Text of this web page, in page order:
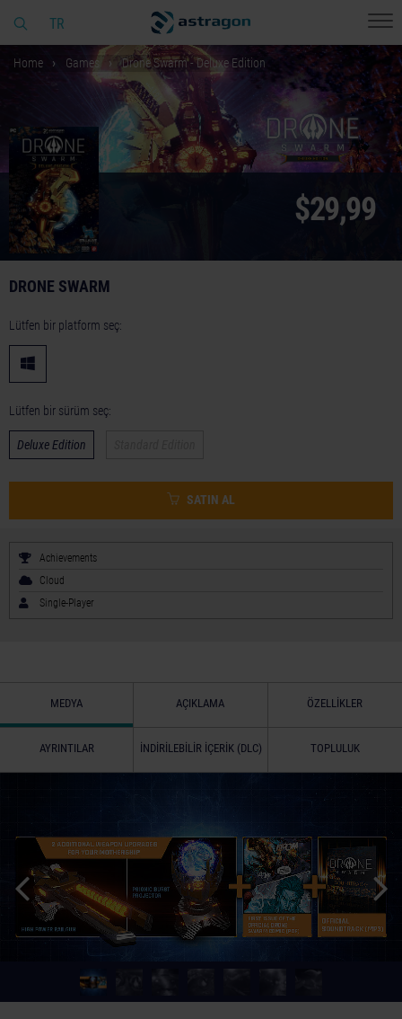
TR
Home Games Drone Swarm - Deluxe Edition
$29,99
DRONE SWARM
Lütfen bir platform seç:
Lütfen bir sürüm seç:
Deluxe Edition
SATIN AL
Achievements
Cloud
Single-Player
MEDYA AÇIKLAMA ÖZELLIKLER
AYRINTILAR İNDIRILEBILIR İÇERIK (DLC) TOPLULUK